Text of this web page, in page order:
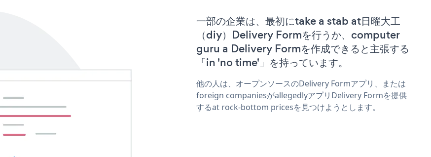
一部の企業は、最初にtake a stab at日曜大工
（diy）Delivery Formを行うか、computer
guru a Delivery Formを作成できると主張する
「in 'no time'」を持っています。
他の人は、オープンソースのDelivery Formアプリ、または
foreign companiesがallegedlyアプリDelivery Formを提供
するat rock-bottom pricesを見つけようとします。